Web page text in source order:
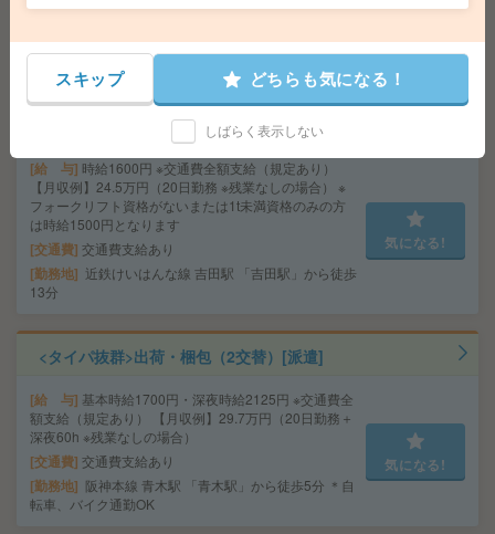
交通費 交通費支給有り
勤務地 福崎駅～車10分 ※車通勤・バイク通勤OK
<タイパ抜群>金属の搬送・梱包／要自動車免許（日勤）
給 与 時給1600円 ※交通費全額支給（規定あり）
【月収例】24.5万円（20日勤務 ※残業なしの場合） ※
フォークリフト資格がないまたは1t未満資格のみの方
は時給1500円となります
交通費 交通費支給あり
勤務地
近鉄けいはんな線 吉田駅 「吉田駅」から徒歩
13分
気になる!
<タイパ抜群>出荷・梱包（2交替）[派遣]
給 与 基本時給1700円・深夜時給2125円 ※交通費全
額支給（規定あり） 【月収例】29.7万円（20日勤務＋
深夜60h ※残業なしの場合）
交通費 交通費支給あり
勤務地
阪神本線 青木駅 「青木駅」から徒歩5分 ＊自
転車、バイク通勤OK
気になる!
スキップ どちらも気になる！
しばらく表示しない